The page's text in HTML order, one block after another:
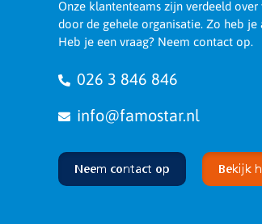
Onze klantenteams zijn verdeeld
door de gehele organisatie. Zo heb
Heb je een vraag? Neem contact op.
026 3 846 846
info@famostar.nl
Neem contact op Bekijk